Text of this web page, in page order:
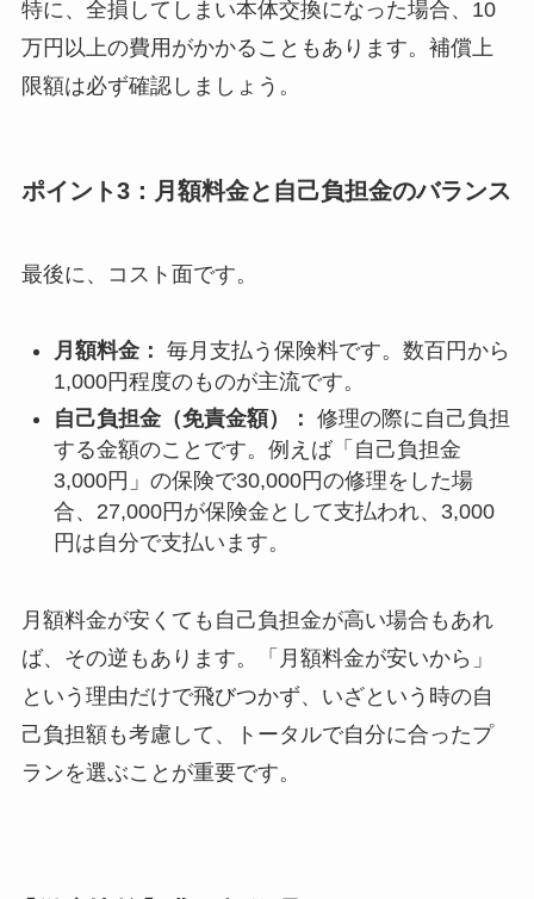
特に、全損してしまい本体交換になった場合、10
万円以上の費用がかかることもあります。補償上
限額は必ず確認しましょう。
ポイント3：月額料金と自己負担金のバランス
最後に、コスト面です。
月額料金： 毎月支払う保険料です。数百円から
1,000円程度のものが主流です。
自己負担金（免責金額）： 修理の際に自己負担
する金額のことです。例えば「自己負担金
3,000円」の保険で30,000円の修理をした場
合、27,000円が保険金として支払われ、3,000
円は自分で支払います。
月額料金が安くても自己負担金が高い場合もあれ
ば、その逆もあります。「月額料金が安いから」
という理由だけで飛びつかず、いざという時の自
己負担額も考慮して、トータルで自分に合ったプ
ランを選ぶことが重要です。